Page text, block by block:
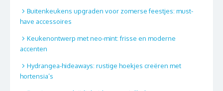
Buitenkeukens upgraden voor zomerse feestjes: must-
have accessoires
Keukenontwerp met neo-mint: frisse en moderne
accenten
Hydrangea-hideaways: rustige hoekjes creëren met
hortensia’s